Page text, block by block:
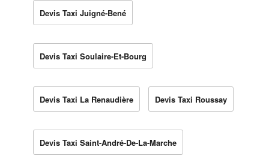
Devis Taxi Juigné-Bené
Devis Taxi Soulaire-Et-Bourg
Devis Taxi La Renaudière Devis Taxi Roussay
Devis Taxi Saint-André-De-La-Marche